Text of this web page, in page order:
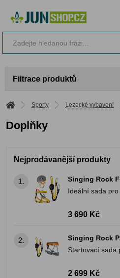
Filtrace produktů
Sporty Lezecké vybavení
Doplňky
Nejprodávanější produkty
1.
Singing Rock
Ideální sada
3 690 Kč
2.
Singing Rock
Startovací sada
2 699 Kč